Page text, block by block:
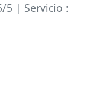
5 | Servicio :